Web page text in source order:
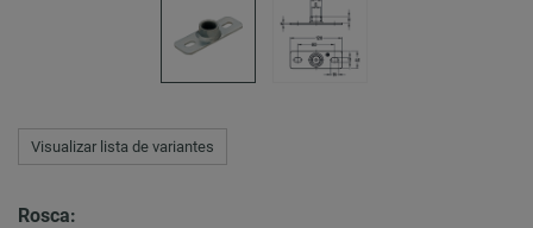
Visualizar lista de variantes
Rosca: